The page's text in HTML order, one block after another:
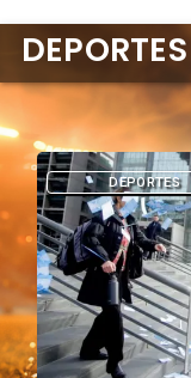
DEPORTES
DEPORTES